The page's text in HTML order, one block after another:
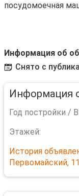
посудомоечная
Информация об
Снято с
Информация
Год постройки /
Этажей:
История
Первомайский, 11